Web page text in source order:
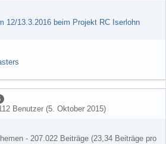
12/13.3.2016 beim Projekt RC Iserlohn
Benutzer (5. Oktober 2015)
- 207.022 Beiträge (23,34 Beiträge pro